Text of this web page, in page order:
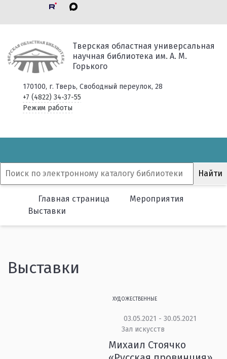
Тверская областная универсальная
научная библиотека им. А. М.
Горького
170100, г. Тверь, Свободный переулок, 28
+7 (4822) 34-37-55
Режим работы
Главная страница
Мероприятия
Выставки
Выставки
ХУДОЖЕСТВЕННЫЕ
03.05.2021 - 30.05.2021
Зал искусств
Михаил Стоячко